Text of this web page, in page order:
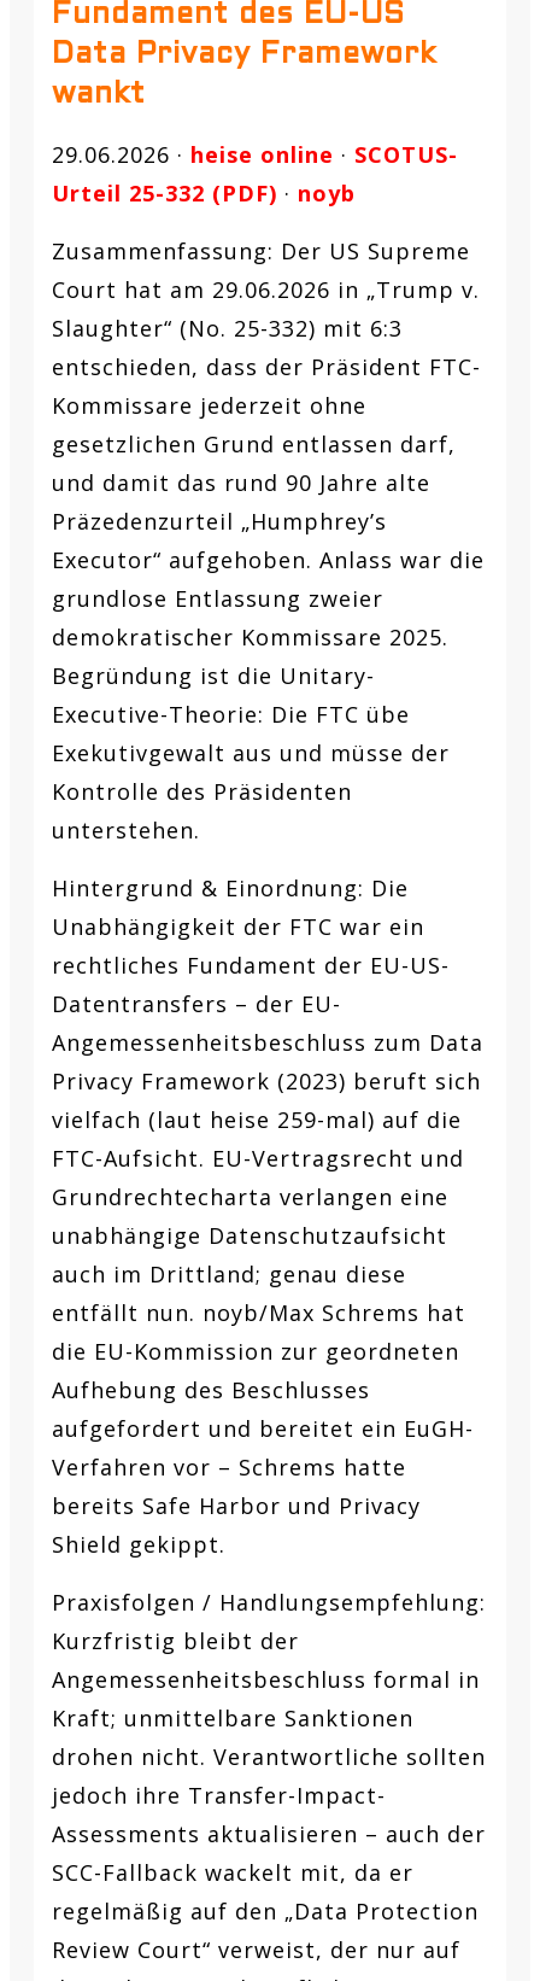
Fundament des EU-US
Data Privacy Framework
wankt
29.06.2026 · heise online · SCOTUS-
Urteil 25-332 (PDF) · noyb
Zusammenfassung: Der US Supreme
Court hat am 29.06.2026 in „Trump v.
Slaughter“ (No. 25-332) mit 6:3
entschieden, dass der Präsident FTC-
Kommissare jederzeit ohne
gesetzlichen Grund entlassen darf,
und damit das rund 90 Jahre alte
Präzedenzurteil „Humphrey’s
Executor“ aufgehoben. Anlass war die
grundlose Entlassung zweier
demokratischer Kommissare 2025.
Begründung ist die Unitary-
Executive-Theorie: Die FTC übe
Exekutivgewalt aus und müsse der
Kontrolle des Präsidenten
unterstehen.
Hintergrund & Einordnung: Die
Unabhängigkeit der FTC war ein
rechtliches Fundament der EU-US-
Datentransfers – der EU-
Angemessenheitsbeschluss zum Data
Privacy Framework (2023) beruft sich
vielfach (laut heise 259-mal) auf die
FTC-Aufsicht. EU-Vertragsrecht und
Grundrechtecharta verlangen eine
unabhängige Datenschutzaufsicht
auch im Drittland; genau diese
entfällt nun. noyb/Max Schrems hat
die EU-Kommission zur geordneten
Aufhebung des Beschlusses
aufgefordert und bereitet ein EuGH-
Verfahren vor – Schrems hatte
bereits Safe Harbor und Privacy
Shield gekippt.
Praxisfolgen / Handlungsempfehlung:
Kurzfristig bleibt der
Angemessenheitsbeschluss formal in
Kraft; unmittelbare Sanktionen
drohen nicht. Verantwortliche sollten
jedoch ihre Transfer-Impact-
Assessments aktualisieren – auch der
SCC-Fallback wackelt mit, da er
regelmäßig auf den „Data Protection
Review Court“ verweist, der nur auf